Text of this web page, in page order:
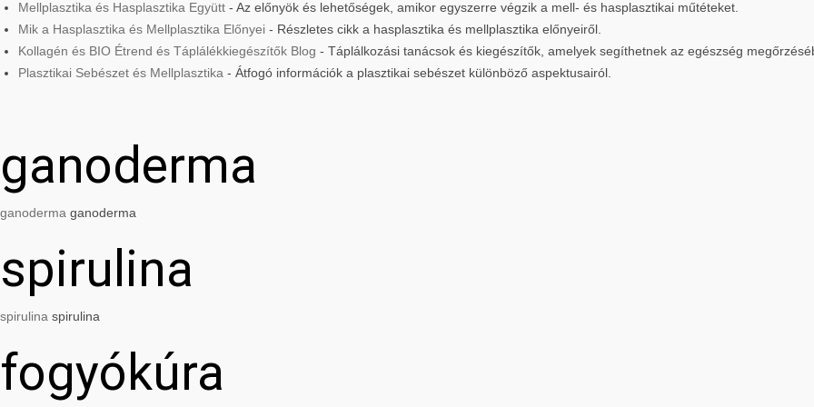
Mellplasztika és Hasplasztika Együtt - Az előnyök és lehetőségek, amikor egyszerre végzik a mell- és hasplasztikai műtéteket.
Mik a Hasplasztika és Mellplasztika Előnyei - Részletes cikk a hasplasztika és mellplasztika előnyeiről.
Kollagén és BIO Étrend és Táplálékkiegészítők Blog - Táplálkozási tanácsok és kiegészítők, amelyek segíthetnek az egészség
Plasztikai Sebészet és Mellplasztika - Átfogó információk a plasztikai sebészet különböző aspektusairól.
ganoderma
ganoderma ganoderma
spirulina
spirulina spirulina
fogyókúra